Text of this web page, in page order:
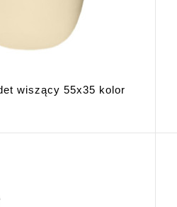
wiszący 55x35 kolor